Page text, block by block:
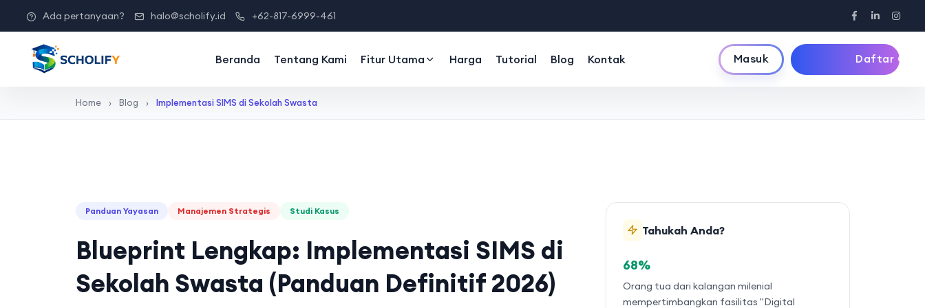
Ada pertanyaan? halo@scholify.id +62-817-6999-461
Beranda Tentang Kami Fitur Utama Harga Tutorial Blog Kontak MasukDaftar Gratis
Home › Blog › Implementasi SIMS di Sekolah Swasta
Panduan Yayasan Manajemen Strategis Studi Kasus
Blueprint Lengkap: Implementasi SIMS di
Sekolah Swasta (Panduan Definitif 2026)
Tahukah Anda?
68%
Orang tua dari kalangan milenial
mempertimbangkan fasilitas "Digital